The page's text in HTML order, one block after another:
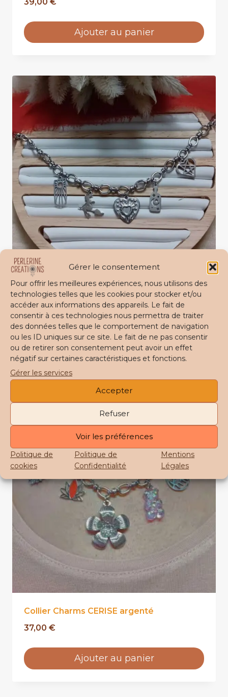
Gérer le consentement
Pour offrir les meilleures expériences, nous utilisons des
technologies telles que les cookies pour stocker et/ou
accéder aux informations des appareils. Le fait de
consentir à ces technologies nous permettra de traiter
des données telles que le comportement de navigation
ou les ID uniques sur ce site. Le fait de ne pas consentir
ou de retirer son consentement peut avoir un effet
négatif sur certaines caractéristiques et fonctions.
Gérer les services
Accepter
Refuser
Voir les préférences
Politique de
cookies
Politique de
Confidentialité
Mentions
Légales
Ajouter au panier
Collier charms argentés SABRINA
39,00€
Ajouter au panier
37,00